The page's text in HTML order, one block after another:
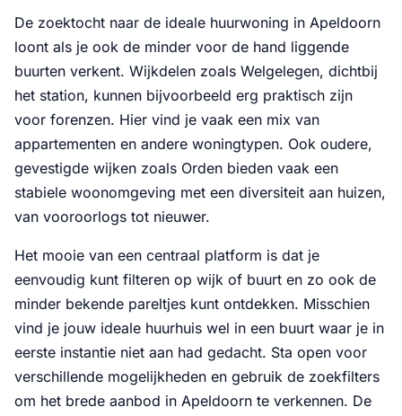
De zoektocht naar de ideale huurwoning in Apeldoorn
loont als je ook de minder voor de hand liggende
buurten verkent. Wijkdelen zoals Welgelegen, dichtbij
het station, kunnen bijvoorbeeld erg praktisch zijn
voor forenzen. Hier vind je vaak een mix van
appartementen en andere woningtypen. Ook oudere,
gevestigde wijken zoals Orden bieden vaak een
stabiele woonomgeving met een diversiteit aan huizen,
van vooroorlogs tot nieuwer.
Het mooie van een centraal platform is dat je
eenvoudig kunt filteren op wijk of buurt en zo ook de
minder bekende pareltjes kunt ontdekken. Misschien
vind je jouw ideale huurhuis wel in een buurt waar je in
eerste instantie niet aan had gedacht. Sta open voor
verschillende mogelijkheden en gebruik de zoekfilters
om het brede aanbod in Apeldoorn te verkennen. De